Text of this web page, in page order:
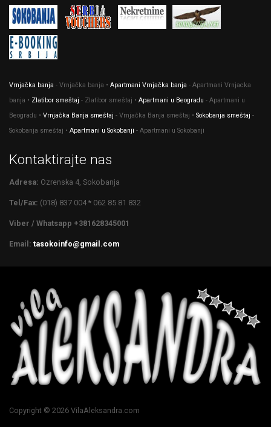
Vrnjačka banja - Vrnjačka banja • Apartmani Vrnjačka banja - Apartmani Vrnjacka
banja • Zlatibor smeštaj - Zlatibor smeštaj • Apartmani u Beogradu - Apartmani u
Beogradu • Vrnjačka Banja smeštaj - Vrnjačka Banja smeštaj • Sokobanja smeštaj -
Sokobanja smeštaj • Apartmani u Sokobanji - Apartmani u Sokobanji
Kontaktirajte nas
Adresa: Ozrenska 4, Sokobanja
Tel/Fax: (018) 837 004 * 062 85 81 832
Viber / Whatsapp +381628345001
Email: tasokoinfo@gmail.com
Copyright © 2026 VilaAleksandra.com